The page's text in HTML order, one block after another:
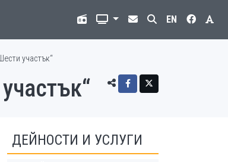
EN
участък“
ДЕЙНОСТИ И УСЛУГИ